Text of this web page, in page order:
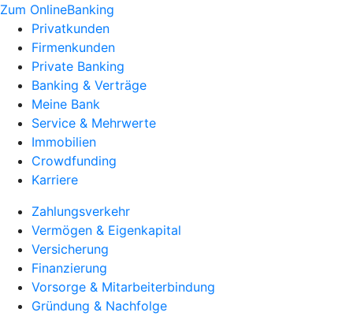
Zum OnlineBanking
Privatkunden
Firmenkunden
Private Banking
Banking & Verträge
Meine Bank
Service & Mehrwerte
Immobilien
Crowdfunding
Karriere
Zahlungsverkehr
Vermögen & Eigenkapital
Versicherung
Finanzierung
Vorsorge & Mitarbeiterbindung
Gründung & Nachfolge